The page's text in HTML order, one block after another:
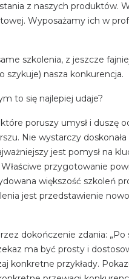
z naszych produktów.
Wyposażamy ich w
szkolenia, z jeszcze
szykuje) nasza konkurencja.
to się najlepiej udaje?
poruszy umysł i duszę
Nie wystarczy
jest pomysł na
przygotowanie
większość szkoleń
jest przedstawienie
dokończenie zdania:
ma być prosty i
konkretne przykłady.